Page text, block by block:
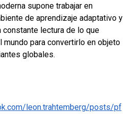
supone trabajar en
de aprendizaje adaptativo y
constante lectura de lo que
mundo para convertirlo en objeto
globales.
leon.trahtemberg/posts/pf